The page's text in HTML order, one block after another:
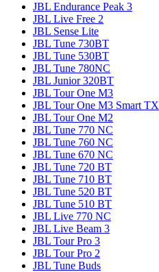
JBL Endurance Peak 3
JBL Live Free 2
JBL Sense Lite
JBL Tune 730BT
JBL Tune 530BT
JBL Tune 780NC
JBL Junior 320BT
JBL Tour One M3
JBL Tour One M3 Smart TX
JBL Tour One M2
JBL Tune 770 NC
JBL Tune 760 NC
JBL Tune 670 NC
JBL Tune 720 BT
JBL Tune 710 BT
JBL Tune 520 BT
JBL Tune 510 BT
JBL Live 770 NC
JBL Live Beam 3
JBL Tour Pro 3
JBL Tour Pro 2
JBL Tune Buds